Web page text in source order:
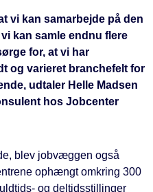
vi kan samarbejde på den
kan samle endnu flere
for, at vi har
og varieret branchefelt for
udtaler Helle Madsen
hos Jobcenter
blev jobvæggen også
ophængt omkring 300
og deltidsstillinger